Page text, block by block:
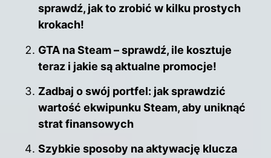
sprawdź, jak to zrobić w kilku prostych
krokach!
GTA na Steam – sprawdź, ile kosztuje
teraz i jakie są aktualne promocje!
Zadbaj o swój portfel: jak sprawdzić
wartość ekwipunku Steam, aby uniknąć
strat finansowych
Szybkie sposoby na aktywację klucza